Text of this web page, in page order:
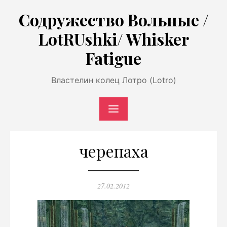
содержимому
Содружество Вольные /
LotRUshki/ Whisker
Fatigue
Властелин колец Лотро (Lotro)
черепаха
Опубликовано
27.02.2012